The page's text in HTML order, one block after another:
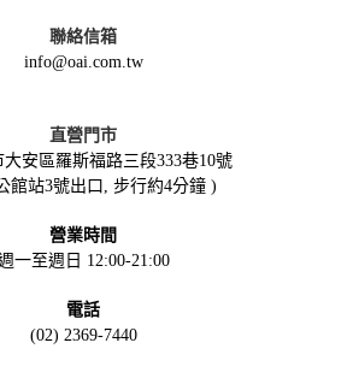
聯絡信箱
info@oai.com.tw
直營門市
大安區羅斯福路三段333巷10號
館站3號出口, 步行約4分鐘 )
營業時間
一至週日 12:00-21:00
電話
(02) 2369-7440